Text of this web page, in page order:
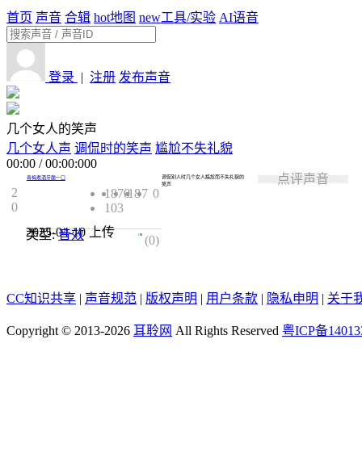
首页 声音 合辑 hot地图 new工具/实验 AI语音
登录 | 注册 发布声音
几个女人的笑声
几个女人声 调侃时的笑声 尴尬不失礼貌
00:00 /00:00:000
2
0
青梅煮酒牙酸一口
1870187 0
103
2025-04-10上传
类型:音效 0.0
(0)
调侃别人时几个女人尴尬而不失礼貌的
笑声
点评声音
CC知识共享 | 声音规范 | 版权声明 | 用户条款 | 隐私申明 | 关于
Copyright © 2013-2026 耳聆网 All Rights Reserved 粤ICP备